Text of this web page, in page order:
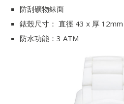
防刮礦物錶面
錶殼尺寸： 直徑 43 x 厚 12mm
防水功能：3 ATM